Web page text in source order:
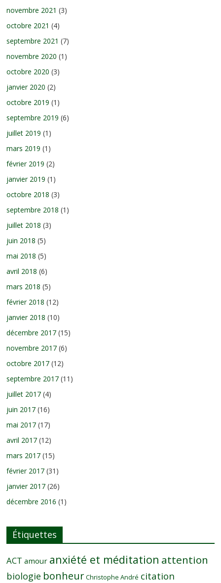
novembre 2021 (3)
octobre 2021 (4)
septembre 2021 (7)
novembre 2020 (1)
octobre 2020 (3)
janvier 2020 (2)
octobre 2019 (1)
septembre 2019 (6)
juillet 2019 (1)
mars 2019 (1)
février 2019 (2)
janvier 2019 (1)
octobre 2018 (3)
septembre 2018 (1)
juillet 2018 (3)
juin 2018 (5)
mai 2018 (5)
avril 2018 (6)
mars 2018 (5)
février 2018 (12)
janvier 2018 (10)
décembre 2017 (15)
novembre 2017 (6)
octobre 2017 (12)
septembre 2017 (11)
juillet 2017 (4)
juin 2017 (16)
mai 2017 (17)
avril 2017 (12)
mars 2017 (15)
février 2017 (31)
janvier 2017 (26)
décembre 2016 (1)
Étiquettes
ACT amour anxiété et méditation attention
biologie bonheur Christophe André citation